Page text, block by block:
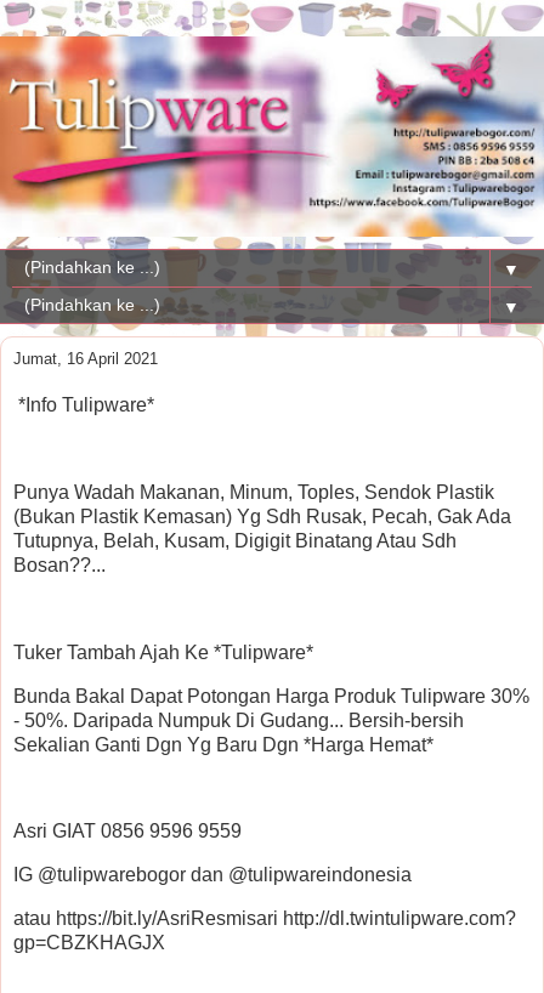
▼
▼
Jumat, 16 April 2021
*Info Tulipware*
Punya Wadah Makanan, Minum, Toples, Sendok Plastik
(Bukan Plastik Kemasan) Yg Sdh Rusak, Pecah, Gak Ada
Tutupnya, Belah, Kusam, Digigit Binatang Atau Sdh
Bosan??...
Tuker Tambah Ajah Ke *Tulipware*
Bunda Bakal Dapat Potongan Harga Produk Tulipware 30%
- 50%. Daripada Numpuk Di Gudang... Bersih-bersih
Sekalian Ganti Dgn Yg Baru Dgn *Harga Hemat*
Asri GIAT 0856 9596 9559
IG @tulipwarebogor dan @tulipwareindonesia
atau https://bit.ly/AsriResmisari http://dl.twintulipware.com?
gp=CBZKHAGJX